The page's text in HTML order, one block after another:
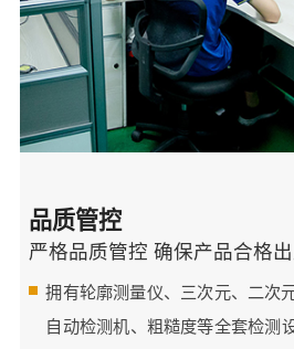
品质管控
严格品质管控 确保产品合格
拥有轮廓测量仪、三次元、二次
自动检测机、粗糙度等全套检测